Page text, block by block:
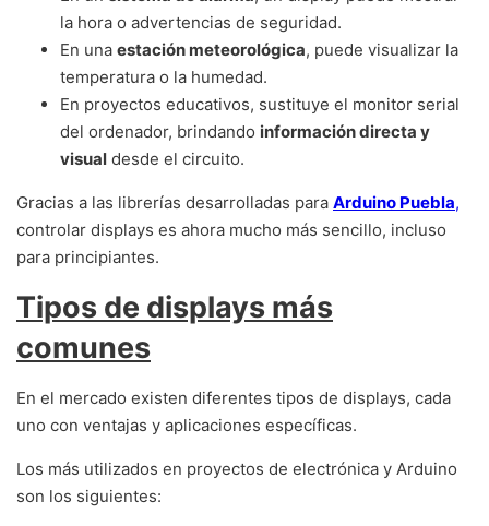
la hora o advertencias de seguridad.
En una estación meteorológica, puede visualizar la
temperatura o la humedad.
En proyectos educativos, sustituye el monitor serial
del ordenador, brindando información directa y
visual desde el circuito.
Gracias a las librerías desarrolladas para Arduino Puebla,
controlar displays es ahora mucho más sencillo, incluso
para principiantes.
Tipos de displays más
comunes
En el mercado existen diferentes tipos de displays, cada
uno con ventajas y aplicaciones específicas.
Los más utilizados en proyectos de electrónica y Arduino
son los siguientes: